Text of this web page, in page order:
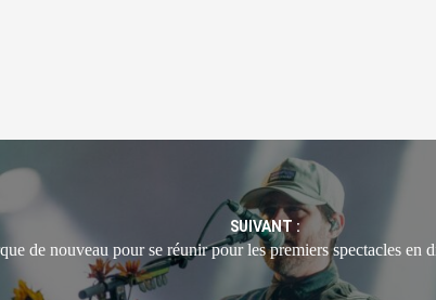
SUIVANT :
de nouveau pour se réunir pour les premiers spectacles en